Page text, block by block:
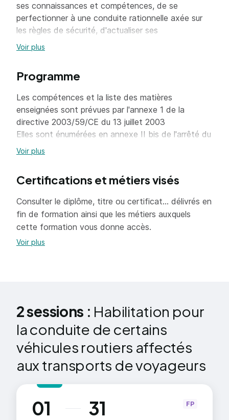
ses connaissances et compétences, de se
perfectionner à une conduite rationnelle axée sur
les règles de sécurité, d'actualiser ses
connaissances en matière de réglementation du
d'améliorer ses pratiques dans ces domaines.
Voir plus
Programme
Les compétences et la liste des matières
enseignées sont prévues par l'annexe 1 de la
directive 2003/59/CE du 13 juillet 2003
Elles sont énumérées en annexe II bis de l'arrêté du
3 janvier 2008 détaillant le programme de la
axée sur les règles de sécurité
Application des réglementations relatives au
Voir plus
Certifications et métiers visés
Consulter le diplôme, titre ou certificat... délivrés en
fin de formation ainsi que les métiers auxquels
cette formation vous donne accès.
Voir plus
2 sessions : Habilitation pour
la conduite de certains
véhicules routiers affectés
aux transports de voyageurs
01
au 31 FP